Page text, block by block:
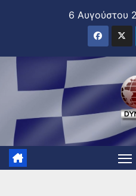
6 Αυγούστου